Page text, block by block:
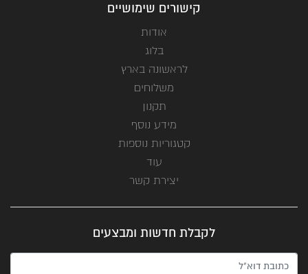
קישורים שימושיים
אודות
בלוג
לראשונה בארץ
משלוחים
תקנון
מידע נוסף
קטגוריות נוספות
עוד
יצירת קשר
לקבלת חדשות ומבצעים